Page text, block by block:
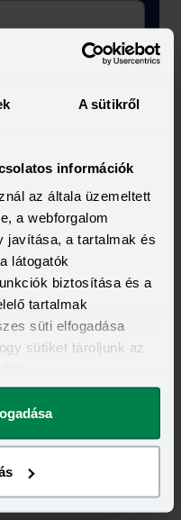
A sütikről
információk
az általa üzemeltett
a webforgalom
javítása, a tartalmak és
látogatók
biztosítása és a
tartalmak
süti elfogadása
sütiket tároljunk az